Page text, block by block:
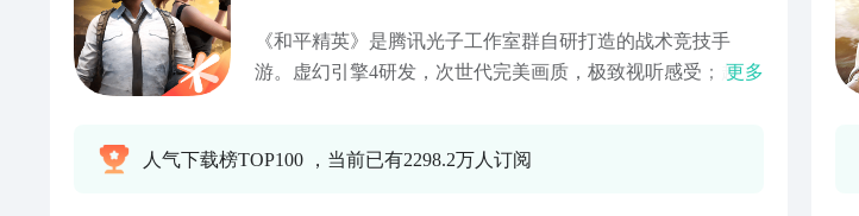
《和平精英》是腾讯光子工作室群自研打造的战术竞技手
游。虚幻引擎4研发，次世代完美画质，极致视听感受；超大
黑；腾讯光子工作室群超过300人团队研发，给您带来一场震
更多
人气下载榜TOP100 ，当前已有2298.2万人订阅